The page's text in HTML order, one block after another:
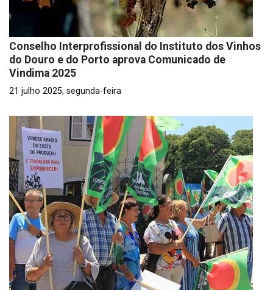
Conselho Interprofissional do Instituto dos Vinhos
do Douro e do Porto aprova Comunicado de
Vindima 2025
21 julho 2025, segunda-feira